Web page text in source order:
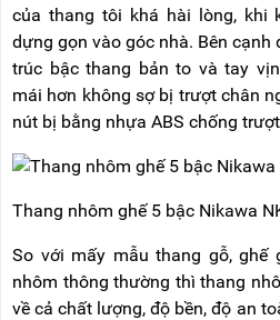
của thang tôi khá hài lòng, khi
dựng gọn vào góc nhà. Bên
trúc bậc thang bản to và tay
mái hơn không sợ bị trượt chân
nút bị bằng nhựa ABS chống
Thang nhôm ghế 5 bậc Nikawa
So với mấy mẫu thang gỗ, ghế
nhôm thông thường thì thang
về cả chất lượng, độ bền, độ an